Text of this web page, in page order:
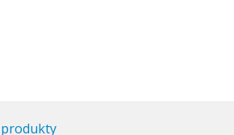
produkty